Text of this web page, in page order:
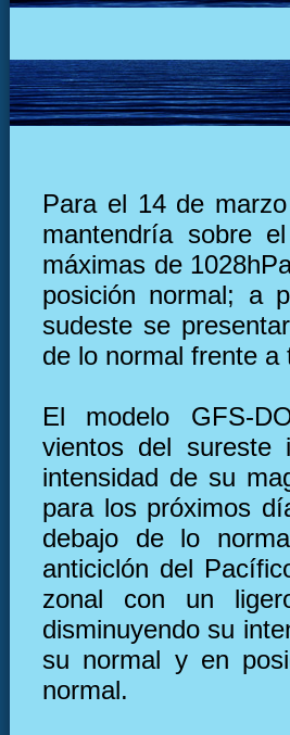
Para el 14 de
mantendría sobre
máximas de
posición normal; a
sudeste se
de lo normal frente
El modelo GFS-
vientos del sureste
intensidad de su
para los próximos
debajo de lo
anticiclón del
zonal con un
disminuyendo su
su normal y en
normal.